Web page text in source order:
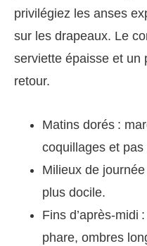
privilégiez les anses
sur les drapeaux. Le
serviette épaisse et un
retour.
Matins dorés :
coquillages et pas
Milieux de
plus docile.
Fins d’après-midi
phare, ombres